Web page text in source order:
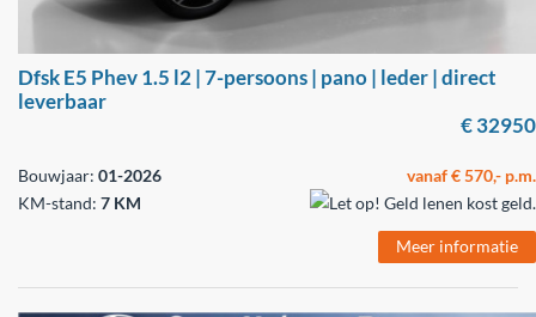
Dfsk E5 Phev 1.5 l2 | 7-persoons | pano | leder | direct
leverbaar
€ 32950
Bouwjaar: 01-2026
KM-stand: 7 KM
vanaf € 570,- p.m.
Meer informatie